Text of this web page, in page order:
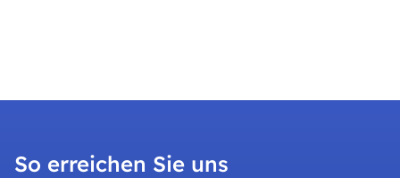
So erreichen Sie uns